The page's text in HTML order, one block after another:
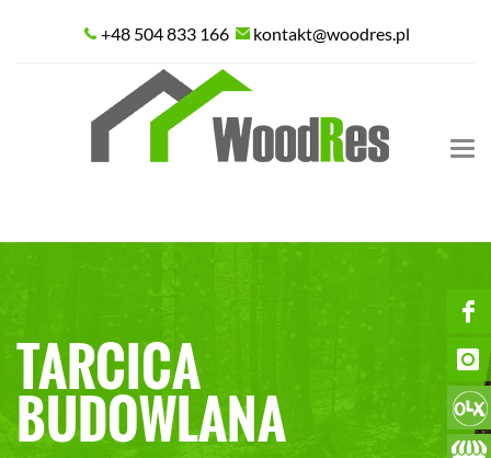
+48 504 833 166 kontakt@woodres.pl
TARCICA
BUDOWLANA